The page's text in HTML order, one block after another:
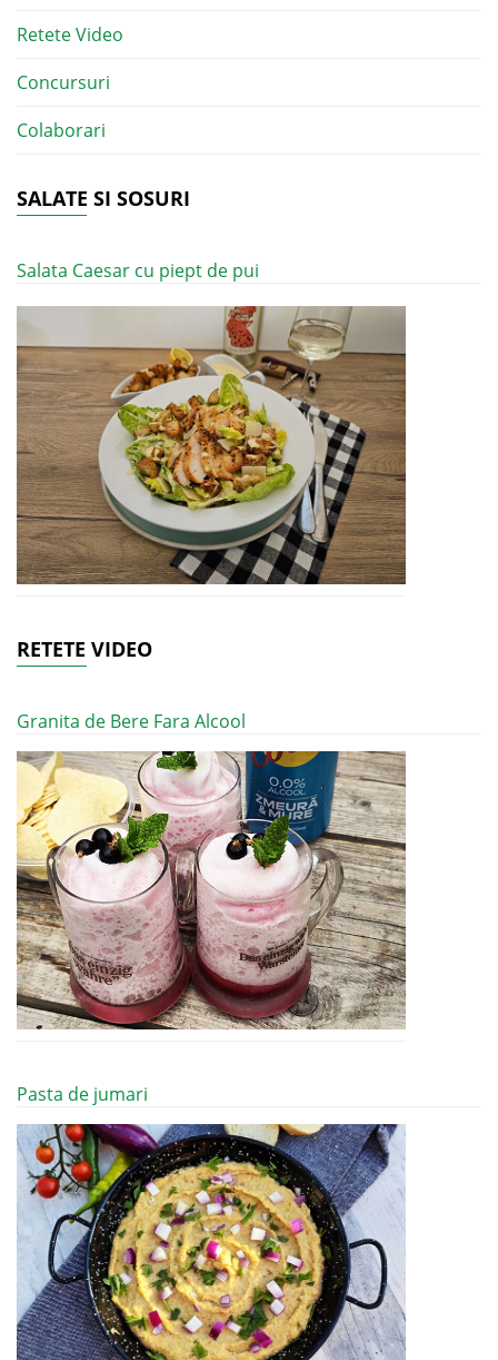
Retete Video
Concursuri
Colaborari
SALATE SI SOSURI
Salata Caesar cu piept de pui
RETETE VIDEO
Granita de Bere Fara Alcool
Pasta de jumari